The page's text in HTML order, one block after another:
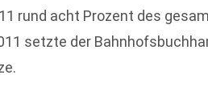
rund acht Prozent des
setzte der